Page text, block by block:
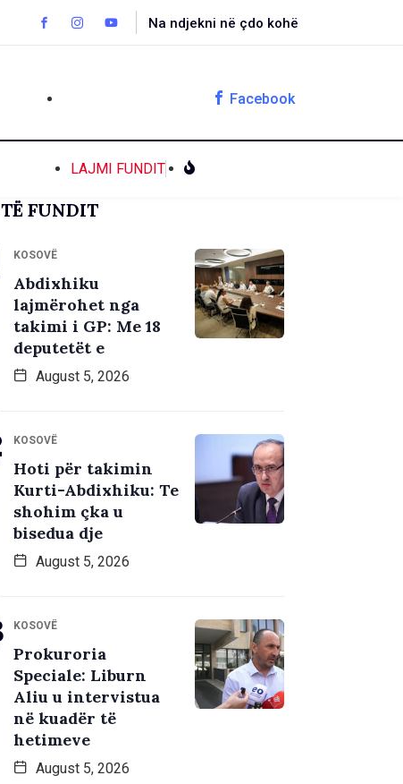
Na ndjekni në çdo kohë
Facebook
LAJMI FUNDIT
TË FUNDIT
KOSOVË
Abdixhiku
lajmërohet nga
takimi i GP: Me 18
deputetët e
August 5, 2026
KOSOVË
Hoti për takimin
Kurti-Abdixhiku: Te
shohim çka u
bisedua dje
August 5, 2026
KOSOVË
Prokuroria
Speciale: Liburn
Aliu u intervistua
në kuadër të
hetimeve
August 5, 2026